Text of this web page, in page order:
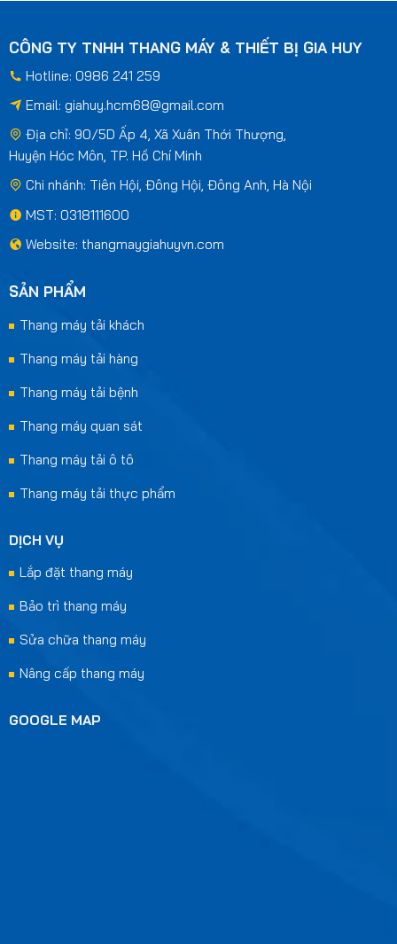
CÔNG TY TNHH THANG MÁY & THIẾT BỊ GIA HUY
Hotline: 0986 241 259
Email: giahuy.hcm68@gmail.com
Địa chỉ: 90/5D Ấp 4, Xã Xuân Thới Thượng,
Huyện Hóc Môn, TP. Hồ Chí Minh
Chi nhánh: Tiên Hội, Đông Hội, Đông Anh, Hà Nội
MST: 0318111600
Website: thangmaygiahuyvn.com
SẢN PHẨM
Thang máy tải khách
Thang máy tải hàng
Thang máy tải bệnh
Thang máy quan sát
Thang máy tải ô tô
Thang máy tải thực phẩm
DỊCH VỤ
Lắp đặt thang máy
Bảo trì thang máy
Sửa chữa thang máy
Nâng cấp thang máy
GOOGLE MAP